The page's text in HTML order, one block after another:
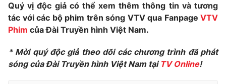
Quý vị độc giả có thể xem thêm thông tin và tương
tác với các bộ phim trên sóng VTV qua Fanpage VTV
Phim của Đài Truyền hình Việt Nam.
* Mời quý độc giả theo dõi các chương trình đã phát
sóng của Đài Truyền hình Việt Nam tại TV Online!